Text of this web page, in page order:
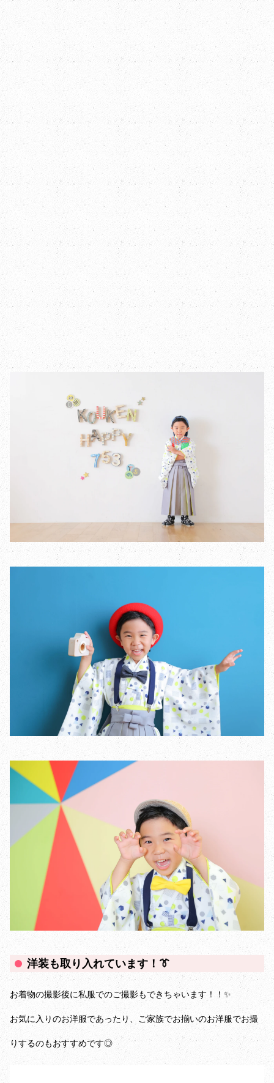
洋装も取り入れています！👔
お着物の撮影後に私服でのご撮影もできちゃいます！！✨
お気に入りのお洋服であったり、ご家族でお揃いのお洋服でお撮
りするのもおすすめです◎